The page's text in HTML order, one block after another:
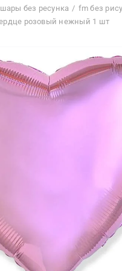
без ресунка
fm без
розовый нежный 1 шт